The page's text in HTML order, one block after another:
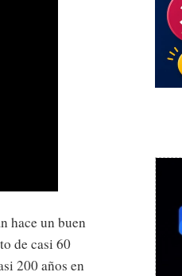
hace un buen
de casi 60
200 años en